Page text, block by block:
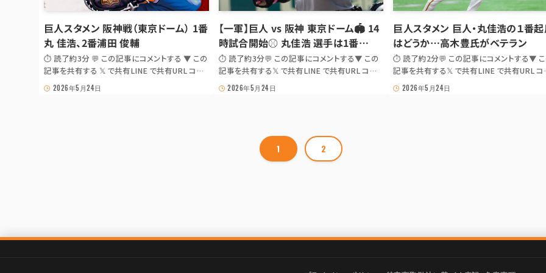
巨人スタメン 阪神戦（東京ドーム） 1番
丸 佳浩、2番浦田 俊輔
⏱ 読了約3分 💬 この記事にコメントする ▼ この
記事を共有する 𝕏 で共有LINE で共有URL コピ
ー JS が無効の場合は出典記事 URL を共有: 𝕏
· LINE 📰 Yahoo!プロ野球 スタメン⚾ GIANTS
2026年5月24日
【一軍】巨人 vs 阪神 東京ドーム🏟 14
時試合開始⚾ 丸佳浩 選手は1番…
⏱ 読了約3分💬 この記事にコメントする▼ この
記事を共有する𝕏 で共有LINE で共有URL コピ
ーJS が無効の場合は出典記事 URL を共有: 𝕏 ·
LINE 📰 巨人公式 / 巨人公式X⚾ GIANTS GAME
2026年5月24日
巨人スタメン 巨人・丸佳浩の１番
はどうか…高木豊氏がベテラン
⏱ 読了約2分💬 この記事にコメントする▼
記事を共有する𝕏 で共有LINE で共有URL コ
ーJS が無効の場合は出典記事 URL を共有:
LINE 📰 報知新聞 / スポーツ報知巨人班X⚾
2026年5月24日
1 2